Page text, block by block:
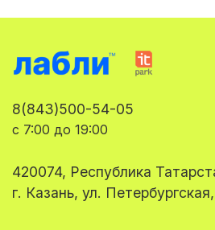
8(843)500-54-05
с 7:00 до 19:00
420074, Республика
г. Казань, ул.